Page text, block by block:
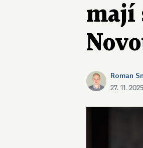
mají
Roman
27. 11.